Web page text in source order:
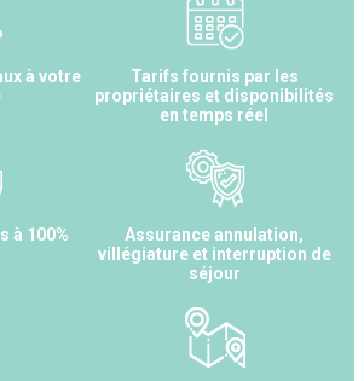
à votre
Tarifs fournis par les
propriétaires et disponibilités
en temps réel
à 100%
Assurance annulation,
villégiature et interruption de
séjour